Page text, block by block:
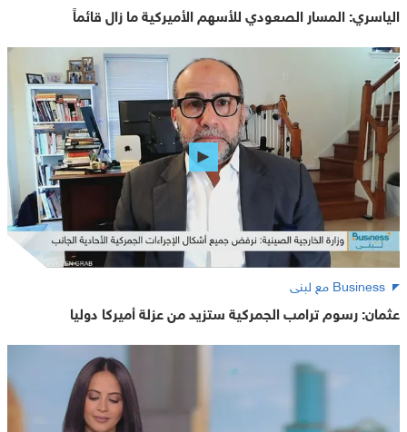
الياسري: المسار الصعودي للأسهم الأميركية ما زال قائماً
Business مع لبنى
عثمان: رسوم ترامب الجمركية ستزيد من عزلة أميركا دوليا